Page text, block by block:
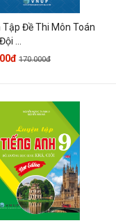
Tập Đề Thi Môn Toán
...
170.000đ